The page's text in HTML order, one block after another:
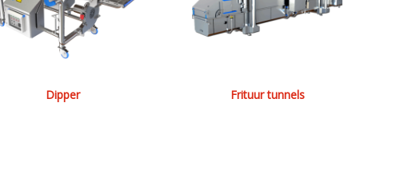
Dipper Frituur tunnels